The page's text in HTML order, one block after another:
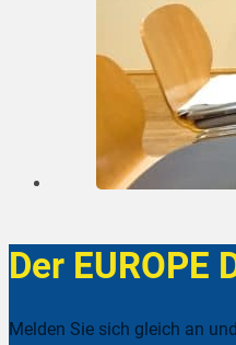
Der EUROPE
Melden Sie sich gleich an